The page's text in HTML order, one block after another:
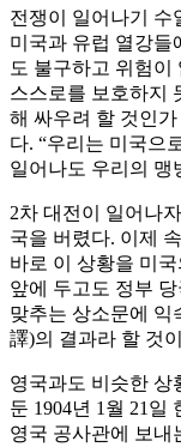
전쟁이 일어나기 수
미국과 유럽 열강들
도 불구하고 위험이
스스로를 보호하지
해 싸우려 할 것인가
다. “우리는 미국으
일어나도 우리의 맹
2차 대전이 일어나
국을 버렸다. 이제
바로 이 상황을 미
앞에 두고도 정부
맞추는 상소문에 익
譯)의 결과라 할 것
영국과도 비슷한 상
둔 1904년 1월 21일
영국 공사관에 보내